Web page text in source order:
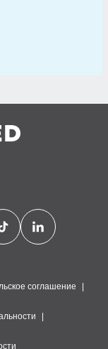
соглашение